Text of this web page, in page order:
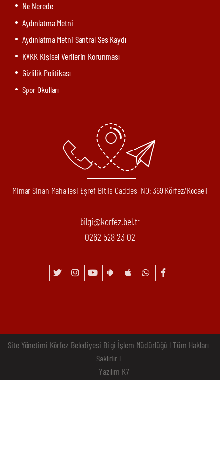
Ne Nerede
Aydınlatma Metni
Aydınlatma Metni Santral Ses Kaydı
KVKK Kişisel Verilerin Korunması
Gizlilik Politikası
Spor Okulları
Mimar Sinan Mahallesi Eşref Bitlis Caddesi N0: 369 Körfez/Kocaeli
bilgi@korfez.bel.tr
0262 528 23 02
Site Yönetimi Körfez Belediyesi Bilgi İşlem Müdürlüğü l Tüm Hakları
Saklıdır l
Yazılım K7